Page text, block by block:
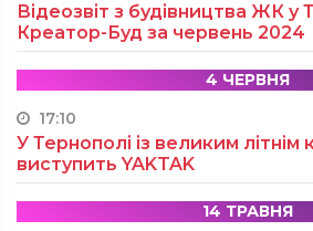
Відеозвіт з будівництва ЖК у
Креатор-Буд за червень 2024
4 ЧЕРВНЯ
17:10
У Тернополі із великим
виступить YAKTAK
14 ТРАВНЯ